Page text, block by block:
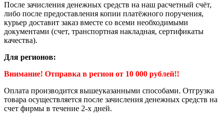
После зачисления денежных средств на наш расчетный счёт,
либо после предоставления копии платёжного поручения,
курьер доставит заказ вместе со всеми необходимыми
документами (счет, транспортная накладная, сертификаты
качества).
Для регионов:
Внимание! Отправка в регион от 10 000 рублей!!
Оплата производится вышеуказанными способами. Отгрузка
товара осуществляется после зачисления денежных средств на
счет фирмы в течение 2-х дней.